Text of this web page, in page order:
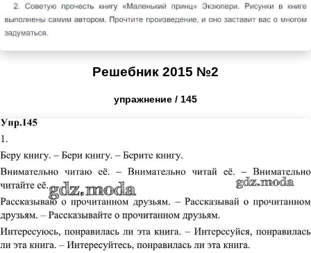
Решебник 2015 №2
упражнение / 145